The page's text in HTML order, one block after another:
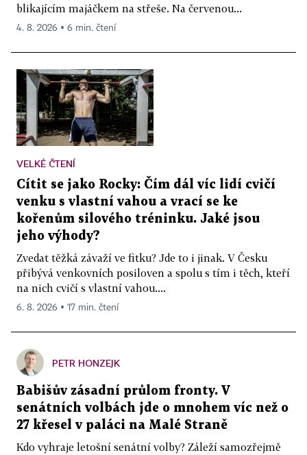
blikajícím majáčkem na střeše. Na červenou...
4. 8. 2026 ▪ 6 min. čtení
VELKÉ ČTENÍ
Cítit se jako Rocky: Čím dál víc lidí cvičí
venku s vlastní vahou a vrací se ke
kořenům silového tréninku. Jaké jsou
jeho výhody?
Zvedat těžká závaží ve fitku? Jde to i jinak. V Česku
přibývá venkovních posiloven a spolu s tím i těch, kteří
na nich cvičí s vlastní vahou....
6. 8. 2026 ▪ 17 min. čtení
PETR HONZEJK
Babišův zásadní průlom fronty. V
senátních volbách jde o mnohem víc než o
27 křesel v paláci na Malé Straně
Kdo vyhraje letošní senátní volby? Záleží samozřejmě